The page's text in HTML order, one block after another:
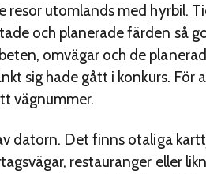
resor utomlands med hyrbil.
och planerade färden så
omvägar och de
sig hade gått i konkurs. För
vägnummer.
datorn. Det finns otaliga
restauranger eller